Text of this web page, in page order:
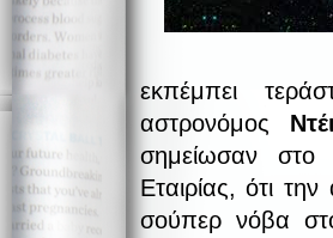
εκπέμπει
αστρονόμος
σημείωσαν στο
Εταιρίας, ότι
σούπερ νόβα